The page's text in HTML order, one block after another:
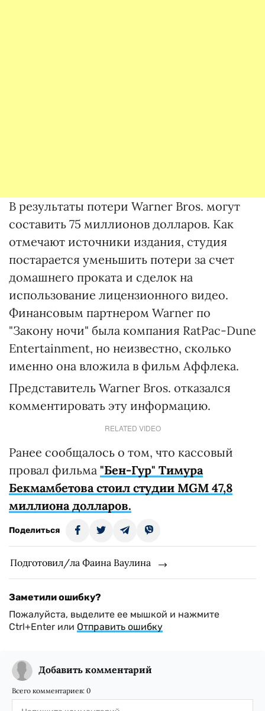
В результаты потери Warner Bros. могут
составить 75 миллионов долларов. Как
отмечают источники издания, студия
постарается уменьшить потери за счет
домашнего проката и сделок на
использование лицензионного видео.
Финансовым партнером Warner по
"Закону ночи" была компания RatPac-Dune
Entertainment, но неизвестно, сколько
именно она вложила в фильм Аффлека.
Представитель Warner Bros. отказался
комментировать эту информацию.
RELATED VIDEO
Ранее сообщалось о том, что кассовый
провал фильма "Бен-Гур" Тимура
Бекмамбетова стоил студии MGM 47,8
миллиона долларов.
Поделиться
Подготовил/ла Фаина Ваулина
Заметили ошибку?
Пожалуйста, выделите ее мышкой и нажмите
Ctrl+Enter или Отправить ошибку
Добавить комментарий
Всего комментариев: 0